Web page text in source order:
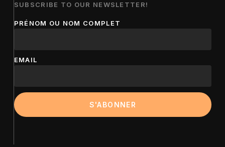
SUBSCRIBE TO OUR NEWSLETTER!
PRÉNOM OU NOM COMPLET
EMAIL